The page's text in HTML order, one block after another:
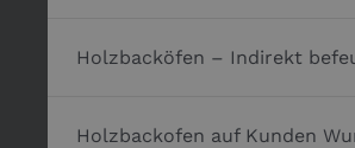
Holzbacköfen – Indirekt
Holzbackofen auf Kunden